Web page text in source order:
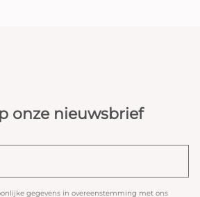
onze nieuwsbrief
gegevens in overeenstemming met ons